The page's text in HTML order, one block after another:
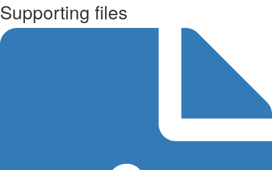
Supporting files